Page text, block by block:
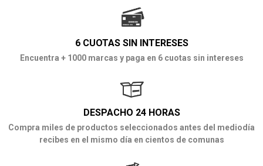
6 CUOTAS SIN INTERESES
Encuentra + 1000 marcas y paga en 6 cuotas sin intereses
DESPACHO 24 HORAS
Compra miles de productos seleccionados antes del mediodía
recibes en el mismo día en cientos de comunas